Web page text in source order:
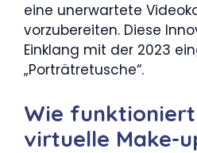
eine unerwartete
vorzubereiten. Diese
Einklang mit der 2023
„Porträtretusche“.
Wie funktioniert
virtuelle Make-